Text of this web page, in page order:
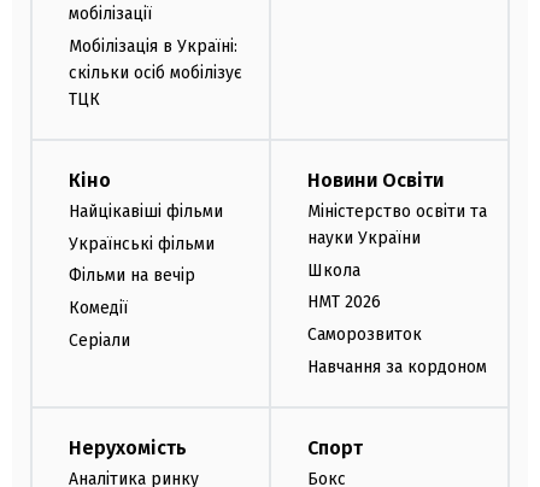
мобілізації
Мобілізація в Україні:
скільки осіб мобілізує
ТЦК
Кіно
Найцікавіші фільми
Українські фільми
Фільми на вечір
Комедії
Серіали
Новини Освіти
Міністерство освіти та
науки України
Школа
НМТ 2026
Саморозвиток
Навчання за кордоном
Нерухомість
Аналітика ринку
Спорт
Бокс